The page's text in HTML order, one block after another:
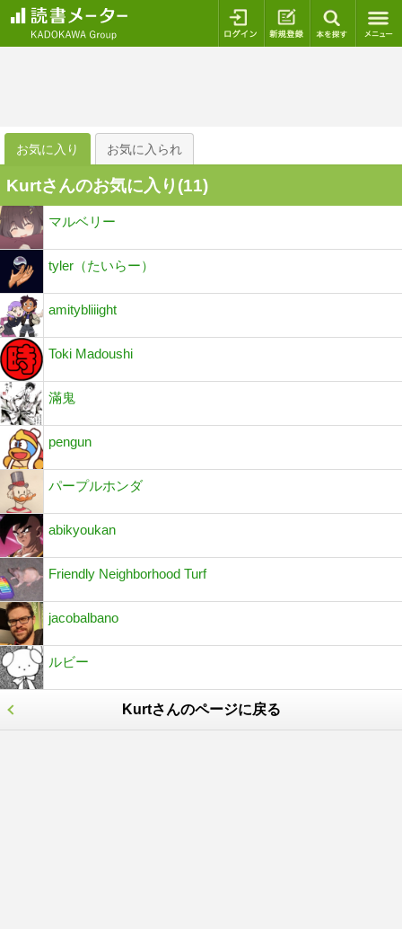
ログイン 新規登録
お気に入り お気に入られ
Kurtさんのお気に入り(11)
マルベリー
tyler（たいらー）
amitybliiight
Toki Madoushi
滿鬼
pengun
パープルホンダ
abikyoukan
Friendly Neighborhood Turf
jacobalbano
ルビー
Kurtさんのページに戻る